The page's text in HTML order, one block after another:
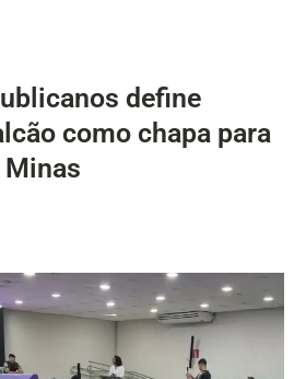
define
como chapa para
Minas